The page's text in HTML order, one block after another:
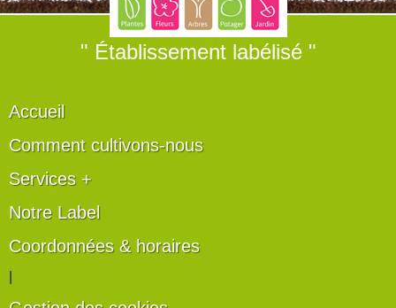
" Établissement labélisé "
Accueil
Comment cultivons-nous
Services +
Notre Label
Coordonnées & horaires